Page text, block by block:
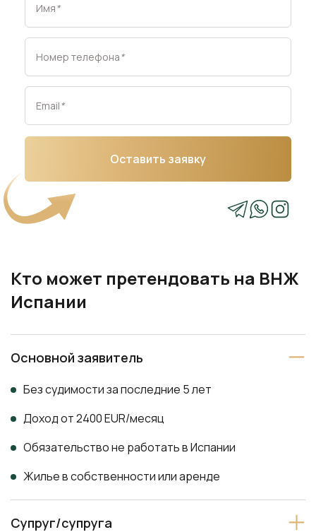
Имя*
Номер телефона*
Email*
Оставить заявку
Кто может претендовать на ВНЖ
Испании
Основной заявитель
Без судимости за последние 5 лет
Доход от 2400 EUR/месяц
Обязательство не работать в Испании
Жилье в собственности или аренде
Супруг/супруга